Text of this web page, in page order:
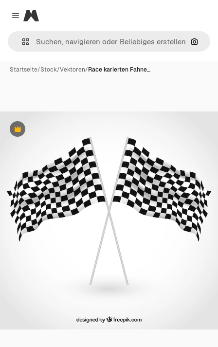
Close menu
Magnific
Nach
Startseite/Stock/Vektoren/Race karierten Fahne…
Premium